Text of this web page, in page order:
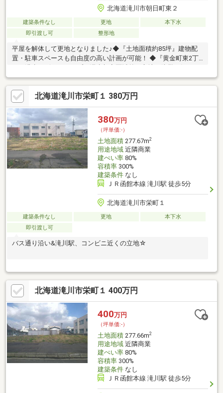
北海道滝川市朝日町東２
建築条件なし 更地
本下水
即引渡し可
整形地
平屋を解体して更地となりました♪◆『土地面積約85坪』建物配
置・駐車スペースも自由度の高い計画が可能！ ◆『黄金町東2丁
目』洪水ハザードマップの浸水想定区域外に立地、防災が気にな
る方にもおすすめです！※滝川市洪水ハザードマップ参照 ◆2024
年8月に建物解体工事完了いたしました♪すぐに着工開始できま
す。 ◆『建築条件なし』お好みのハウスメーカー・工務店にて建
築、またはご紹介が可能です♪◆詳細は当社までお気軽にお問い
合わせください。(資金計画から土地探し、建物完成までをサポー
トいたします♪)
北海道滝川市栄町１ 380万円
380万円
（坪単価:-）
土地面積277.67m2
用途地域近隣商業
建ぺい率80%
容積率300%
建築条件なし
ＪＲ函館本線 滝川駅 徒歩5分
北海道滝川市栄町１
建築条件なし 更地
本下水
即引渡し可
バス通り沿い&滝川駅、コンビニ近くの立地☆
北海道滝川市栄町１ 400万円
400万円
（坪単価:-）
土地面積277.66m2
用途地域近隣商業
建ぺい率80%
容積率300%
建築条件なし
ＪＲ函館本線 滝川駅 徒歩5分